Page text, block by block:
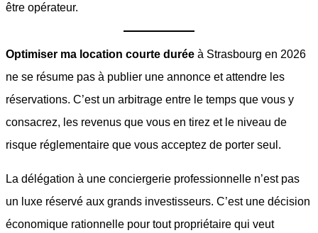
être opérateur.
Optimiser ma location courte durée à Strasbourg en 2026
ne se résume pas à publier une annonce et attendre les
réservations. C’est un arbitrage entre le temps que vous y
consacrez, les revenus que vous en tirez et le niveau de
risque réglementaire que vous acceptez de porter seul.
La délégation à une conciergerie professionnelle n’est pas
un luxe réservé aux grands investisseurs. C’est une décision
économique rationnelle pour tout propriétaire qui veut